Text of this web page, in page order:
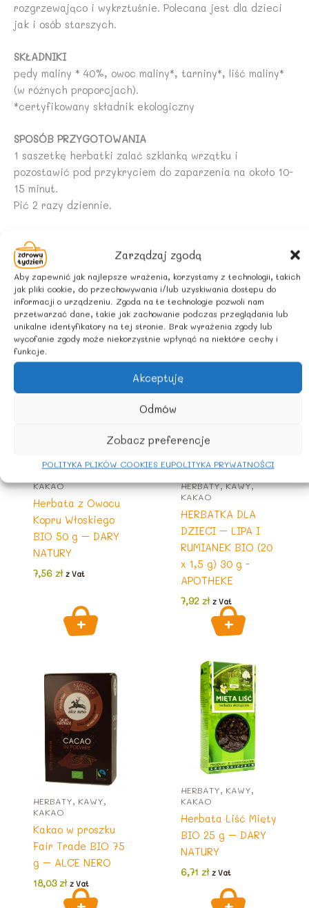
Zarządzaj zgodą
Aby zapewnić jak najlepsze wrażenia, korzystamy z technologii, takich
jak pliki cookie, do przechowywania i/lub uzyskiwania dostępu do
informacji o urządzeniu. Zgoda na te technologie pozwoli nam
przetwarzać dane, takie jak zachowanie podczas przeglądania lub
unikalne identyfikatory na tej stronie. Brak wyrażenia zgody lub
wycofanie zgody może niekorzystnie wpłynąć na niektóre cechy i
funkcje.
Akceptuję
Odmów
Zobacz preferencje
POLITYKA PLIKÓW COOKIES EUPOLITYKA PRYWATNOŚCI
rozgrzewająco i wykrztuśnie. Polecana jest dla dzieci
jak i osób starszych.
SKŁADNIKI
pędy maliny * 40%, owoc maliny*, tarniny*, liść maliny*
(w różnych proporcjach).
*certyfikowany składnik ekologiczny
SPOSÓB PRZYGOTOWANIA
1 saszetkę herbatki zalać szklanką wrzątku i
pozostawić pod przykryciem do zaparzenia na około 10-
15 minut.
Pić 2 razy dziennie.
ZALECANE WARUNKI PRZECHOWYWANIA
Przechowywać suchym i chłodnym miejscu
Podobne produkty
KAKAO
Herbata z Owocu
Kopru Włoskiego
BIO 50 g – DARY
NATURY
7,56 zł z Vat
HERBATY, KAWY,
KAKAO
HERBATKA DLA
DZIECI – LIPA I
RUMIANEK BIO (20
x 1,5 g) 30 g -
APOTHEKE
7,92 zł z Vat
HERBATY, KAWY,
KAKAO
Kakao w proszku
Fair Trade BIO 75
g – ALCE NERO
18,03zł z Vat
HERBATY, KAWY,
KAKAO
Herbata Liść Mięty
BIO 25 g – DARY
NATURY
6,71 zł z Vat